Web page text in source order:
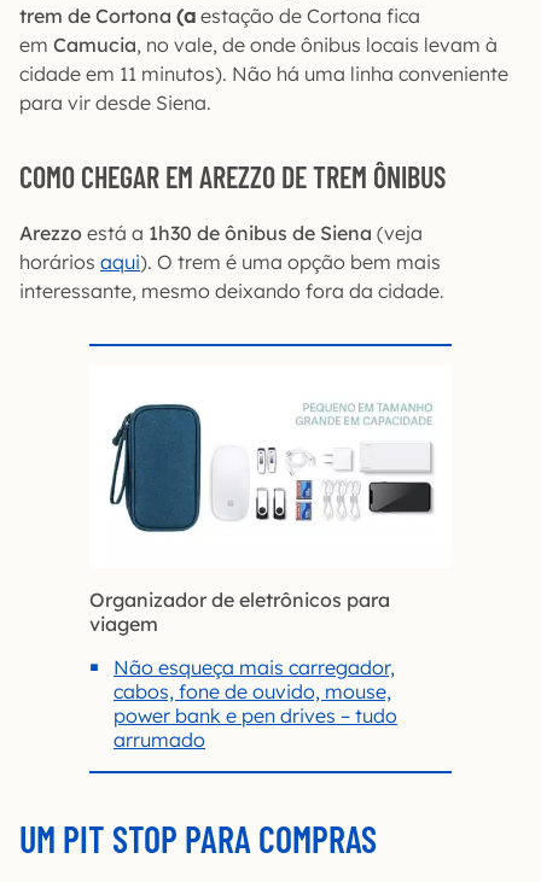
trem de Cortona (a estação de Cortona fica
em Camucia, no vale, de onde ônibus locais levam à
cidade em 11 minutos). Não há uma linha conveniente
para vir desde Siena.
COMO CHEGAR EM AREZZO DE TREM ÔNIBUS
Arezzo está a 1h30 de ônibus de Siena (veja
horários aqui). O trem é uma opção bem mais
interessante, mesmo deixando fora da cidade.
Organizador de eletrônicos para
viagem
Não esqueça mais carregador,
cabos, fone de ouvido, mouse,
power bank e pen drives – tudo
arrumado
UM PIT STOP PARA COMPRAS